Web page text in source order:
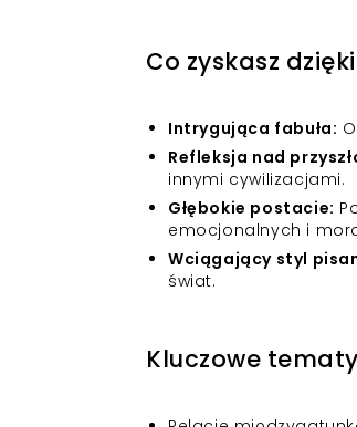
Co zyskasz
Intrygująca fabuła:
Refleksja nad
innymi cywilizacjami.
Głębokie postacie:
emocjonalnych i
Wciągający styl
świat.
Kluczowe